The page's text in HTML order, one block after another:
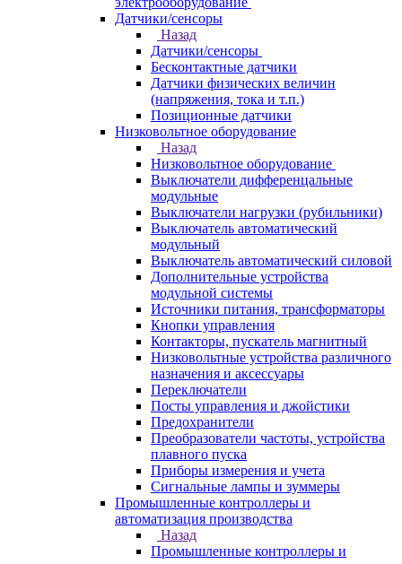
Датчики/сенсоры
Назад
Датчики/сенсоры
Бесконтактные датчики
Датчики физических величин
(напряжения, тока и т.п.)
Позиционные датчики
Низковольтное оборудование
Назад
Низковольтное оборудование
Выключатели дифференцальные
модульные
Выключатели нагрузки (рубильники)
Выключатель автоматический
модульный
Выключатель автоматический силовой
Дополнительные устройства
модульной системы
Источники питания, трансформаторы
Кнопки управления
Контакторы, пускатель магнитный
Низковольтные устройства различного
назначения и аксессуары
Переключатели
Посты управления и джойстики
Предохранители
Преобразователи частоты, устройства
плавного пуска
Приборы измерения и учета
Сигнальные лампы и зуммеры
Промышленные контроллеры и
автоматизация производства
Назад
Промышленные контроллеры и